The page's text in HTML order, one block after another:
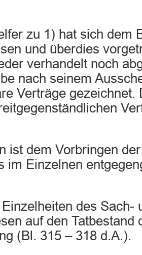
zu 1) hat sich dem
und überdies
verhandelt noch
nach seinem
Verträge gezeichnet.
ist dem Vorbringen
im Einzelnen
des Sach-
auf den Tatbestand
(Bl. 315 – 318 d.A.).